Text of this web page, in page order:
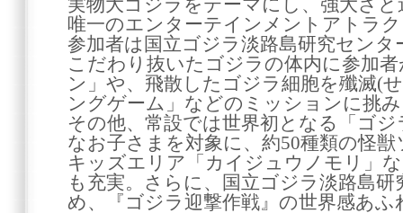
実物大ゴジラをテーマにし、強大さ
唯一のエンターテインメントアトラ
参加者は国立ゴジラ淡路島研究セン
こだわり抜いたゴジラの体内に参加
ン」や、飛散したゴジラ細胞を殲滅(
ングゲーム」などのミッションに挑
その他、常設では世界初となる「ゴ
なお子さまを対象に、約50種類の怪
キッズエリア「カイジュウノモリ」
も充実。さらに、国立ゴジラ淡路島
め、『ゴジラ迎撃作戦』の世界感あ